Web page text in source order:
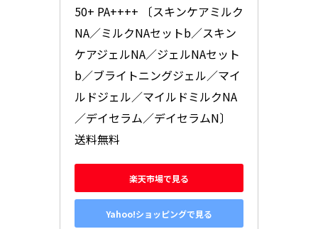
50+ PA++++ 〔スキンケアミルク
NA／ミルクNAセットb／スキン
ケアジェルNA／ジェルNAセット
b／ブライトニングジェル／マイ
ルドジェル／マイルドミルクNA
／デイセラム／デイセラムN〕
送料無料
楽天市場で見る
Yahoo!ショッピングで見る